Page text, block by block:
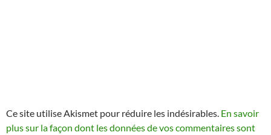
Ce site utilise Akismet pour réduire les indésirables. En savoir
plus sur la façon dont les données de vos commentaires sont